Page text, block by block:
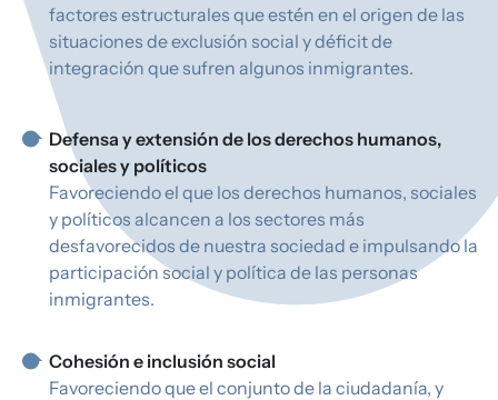
factores estructurales que estén en el origen de las
situaciones de exclusión social y déficit de
integración que sufren algunos inmigrantes.
Defensa y extensión de los derechos humanos,
sociales y políticos
Favoreciendo el que los derechos humanos, sociales
y políticos alcancen a los sectores más
desfavorecidos de nuestra sociedad e impulsando la
participación social y política de las personas
inmigrantes.
Cohesión e inclusión social
Favoreciendo que el conjunto de la ciudadanía, y